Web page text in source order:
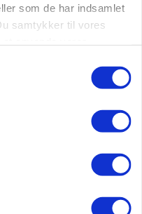
som de har indsamlet
samtykker til vores
yderligere